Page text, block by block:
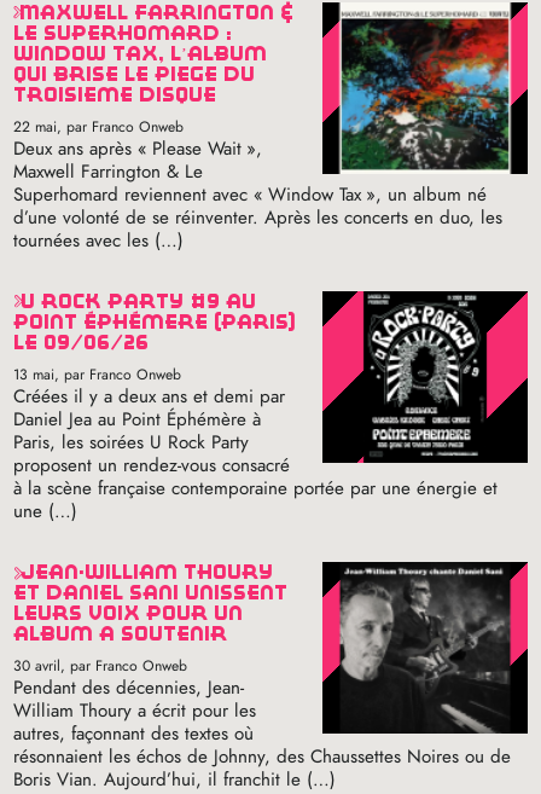
maxwell farrington &
le superhomard :
window tax, l’album
qui brise le piège du
troisième disque
22 mai, par Franco Onweb
Deux ans après « Please Wait »,
Maxwell Farrington & Le
Superhomard reviennent avec « Window Tax », un album né
d’une volonté de se réinventer. Après les concerts en duo, les
tournées avec les (…)
u rock party #9 au
point éphémère (paris)
le 09/06/26
13 mai, par Franco Onweb
Créées il y a deux ans et demi par
Daniel Jea au Point Éphémère à
Paris, les soirées U Rock Party
proposent un rendez-vous consacré
à la scène française contemporaine portée par une énergie et
une (…)
jean-william thoury
et daniel sani unissent
leurs voix pour un
album à soutenir
30 avril, par Franco Onweb
Pendant des décennies, Jean-
William Thoury a écrit pour les
autres, façonnant des textes où
résonnaient les échos de Johnny, des Chaussettes Noires ou de
Boris Vian. Aujourd’hui, il franchit le (…)